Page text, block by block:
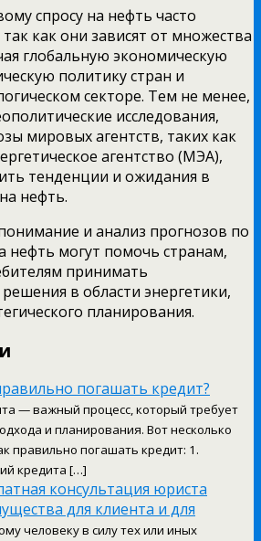
спросу на нефть часто
как они зависят от множества
глобальную экономическую
политику стран и
секторе. Тем не менее,
исследования,
мировых агентств, таких как
агентство (МЭА),
тенденции и ожидания в
нефть.
и анализ прогнозов по
нефть могут помочь странам,
принимать
в области энергетики,
планирования.
погашать кредит?
— важный процесс, который требует
и планирования. Вот несколько
правильно погашать кредит: 1.
кредита […]
консультация юриста
для клиента и для
человеку в силу тех или иных